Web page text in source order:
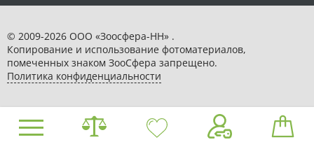
© 2009-2026 ООО «Зоосфера-НН» .
Копирование и использование фотоматериалов,
помеченных знаком ЗooСфера запрещено.
Политика конфиденциальности